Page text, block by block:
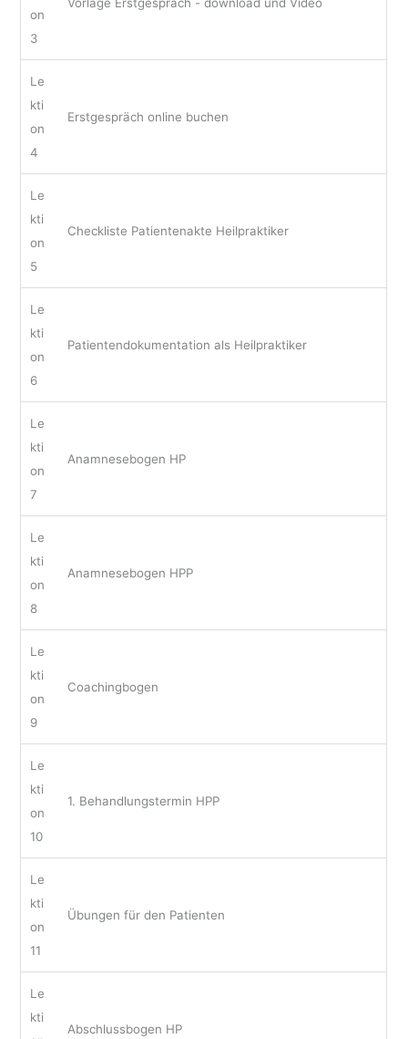
on
3
Le
kti
on
4
Erstgespräch online buchen
Le
kti
on
5
Checkliste Patientenakte Heilpraktiker
Le
kti
on
6
Patientendokumentation als Heilpraktiker
Le
kti
on
7
Anamnesebogen HP
Le
kti
on
8
Anamnesebogen HPP
Le
kti
on
9
Coachingbogen
Le
kti
on
10
1. Behandlungstermin HPP
Le
kti
on
11
Übungen für den Patienten
Le
kti
Abschlussbogen HP